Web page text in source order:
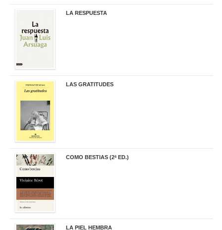
LA RESPUESTA
LAS GRATITUDES
COMO BESTIAS (2ª ED.)
LA PIEL HEMBRA